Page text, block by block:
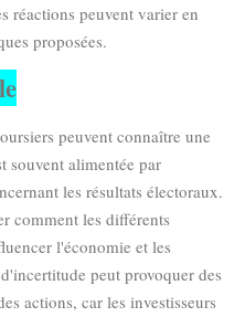
réactions peuvent varier en
proposées.
peuvent connaître une
souvent alimentée par
les résultats électoraux.
comment les différents
l'économie et les
peut provoquer des
actions, car les investisseurs